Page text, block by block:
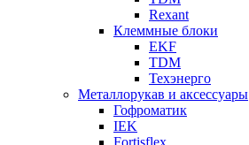
Rexant
Клеммные блоки
EKF
TDM
Техэнерго
Металлорукав и аксессуары
Гофроматик
IEK
Fortisflex